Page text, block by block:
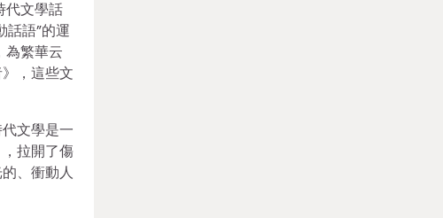
代文學話
話語”的運
為繁華云
，這些文
文學是一
拉開了傷
、衝動人